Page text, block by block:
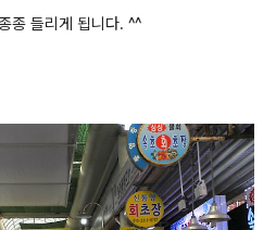
종 들리게 됩니다. ^^